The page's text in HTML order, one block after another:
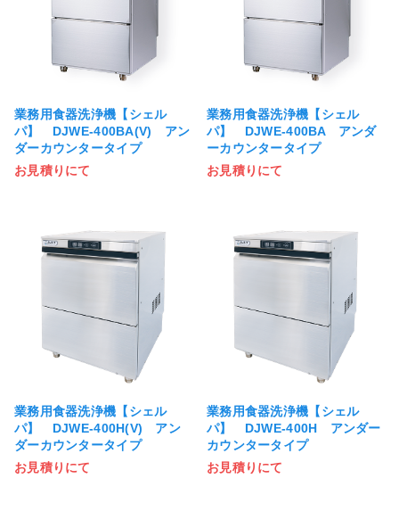
業務用食器洗浄機【シェル
パ】 DJWE-400BA(V) アン
ダーカウンタータイプ
お見積りにて
業務用食器洗浄機【シェル
パ】 DJWE-400BA アンダ
ーカウンタータイプ
お見積りにて
業務用食器洗浄機【シェル
パ】 DJWE-400H(V) アン
ダーカウンタータイプ
お見積りにて
業務用食器洗浄機【シェル
パ】 DJWE-400H アンダー
カウンタータイプ
お見積りにて